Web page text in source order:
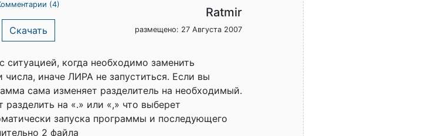
(4)
Скачать
Ratmir
размещено: 27 Августа 2007
когда необходимо заменить
иначе ЛИРА не запуститься. Если вы
сама изменяет разделитель на необходимый.
на «.» или «,» что выберет
запуска программы и последующего
2 файла